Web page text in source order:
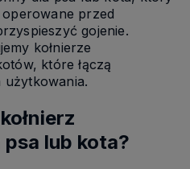
przed
gojenie.
kołnierze
które łączą
lub kota?